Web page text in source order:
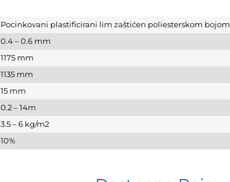
Pocinkovani plastificirani lim zaštićen poliesterskom bojom
0.4 – 0.6 mm
1175 mm
1135 mm
15 mm
0.2 – 14m
3.5 – 6 kg/m2
10%